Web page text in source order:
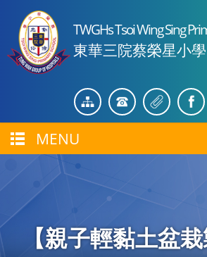
TWGHs Tsoi Wing Sing
東華三院蔡榮星小學
MENU
【親子輕黏土盆